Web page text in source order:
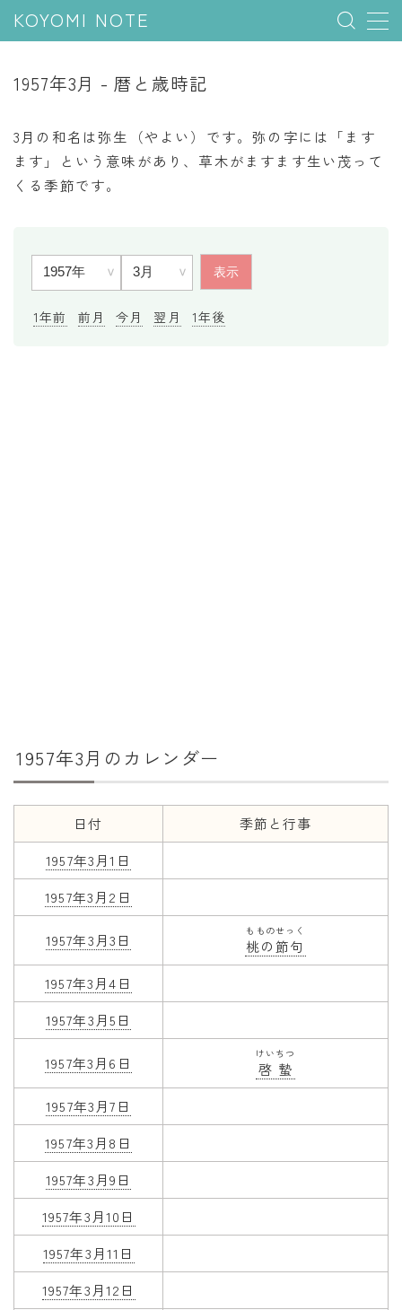
KOYOMI NOTE
五節句
年中行事
七十二候
雑節
二十七宿
年齢と学年
年齢・干支
学年
子供のお祝い
厄年
長寿のお祝い
折り紙・切り紙
1957年3月 - 暦と歳時記
3月の和名は弥生（やよい）です。弥の字には「ます
ます」という意味があり、草木がますます生い茂って
くる季節です。
1年前 前月 今月 翌月 1年後
1957年3月のカレンダー
日付
季節と行事
1957年3月1日
1957年3月2日
1957年3月3日 桃の節句
もものせっく
1957年3月4日
1957年3月5日
1957年3月6日 啓蟄
けいちつ
1957年3月7日
1957年3月8日
1957年3月9日
1957年3月10日
1957年3月11日
1957年3月12日